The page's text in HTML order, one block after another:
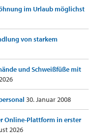
im Urlaub möglichst
von starkem
und Schweißfüße mit
30. Januar 2008
Online-Plattform in erster
2026